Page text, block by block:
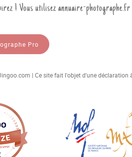
! Vous utilisez annuaire-photographe.fr
Pro
| Ce site fait l'objet d'une déclaration